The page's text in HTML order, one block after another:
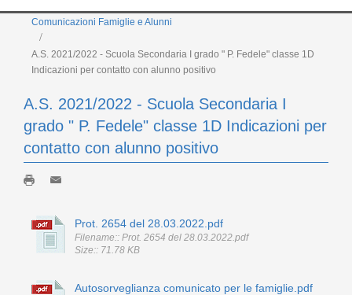
Comunicazioni Famiglie e Alunni
A.S. 2021/2022 - Scuola Secondaria I grado " P. Fedele" classe 1D
Indicazioni per contatto con alunno positivo
A.S. 2021/2022 - Scuola Secondaria I
grado " P. Fedele" classe 1D Indicazioni per
contatto con alunno positivo
Prot. 2654 del 28.03.2022.pdf
Filename:: Prot. 2654 del 28.03.2022.pdf
Size:: 71.78 KB
Autosorveglianza comunicato per le famiglie.pdf